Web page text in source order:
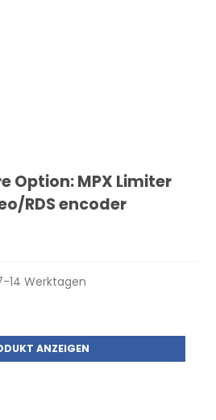
Option: MPX Limiter
RDS encoder
14 Werktagen
ANZEIGEN